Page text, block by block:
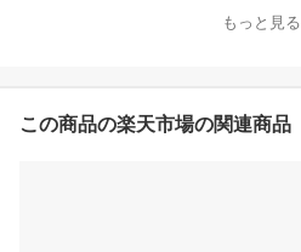
もっと見る
この商品の楽天市場の関連商品